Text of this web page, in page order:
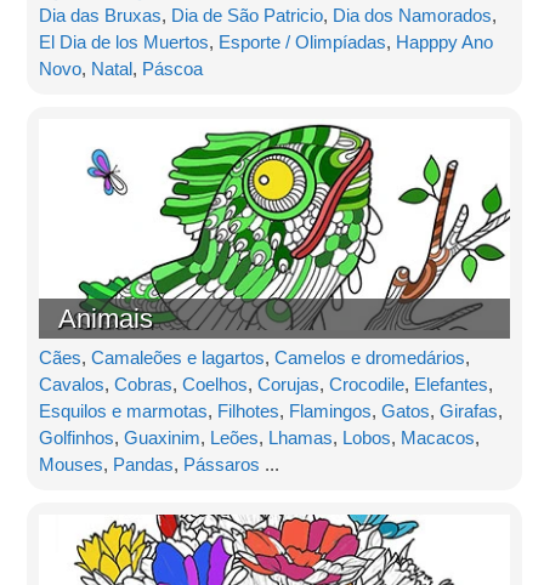
Dia das Bruxas, Dia de São Patricio, Dia dos Namorados,
El Dia de los Muertos, Esporte / Olimpíadas, Happpy Ano
Novo, Natal, Páscoa
Animais
Cães, Camaleões e lagartos, Camelos e dromedários,
Cavalos, Cobras, Coelhos, Corujas, Crocodile, Elefantes,
Esquilos e marmotas, Filhotes, Flamingos, Gatos, Girafas,
Golfinhos, Guaxinim, Leões, Lhamas, Lobos, Macacos,
Mouses, Pandas, Pássaros ...